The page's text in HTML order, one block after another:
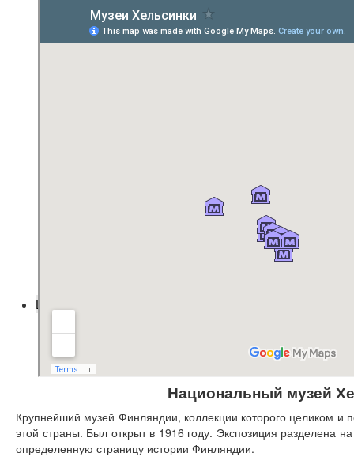
Из Хельсинки в Европу
Национальный музей
Крупнейший музей Финляндии, коллекции которого целиком и
этой страны. Был открыт в 1916 году. Экспозиция разделена
определенную страницу истории Финляндии.